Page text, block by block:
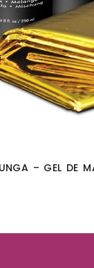
– GEL DE